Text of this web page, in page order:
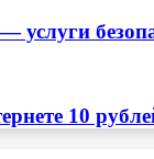
услуги
10